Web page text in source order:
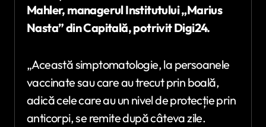
Mahler, managerul Institutului „Marius
Nasta” din Capitală, potrivit Digi24.
„Această simptomatologie, la persoanele
vaccinate sau care au trecut prin boală,
adică cele care au un nivel de protecție prin
anticorpi, se remite după câteva zile.